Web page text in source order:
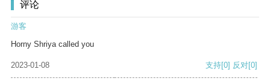
评论
游客
Horny Shriya called you
2023-01-08 支持[0] 反对[0]